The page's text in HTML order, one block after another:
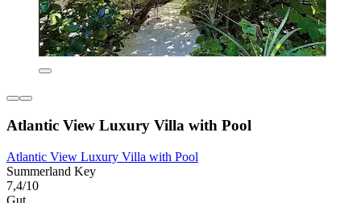
Atlantic View Luxury Villa with Pool
Atlantic View Luxury Villa with Pool
Summerland Key
7,4/10
Gut